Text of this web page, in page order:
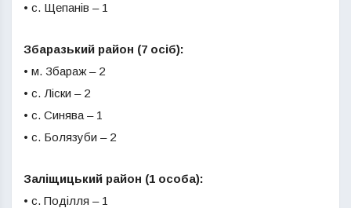
• с. Щепанів – 1
Збаразький район (7 осіб):
• м. Збараж – 2
• с. Ліски – 2
• с. Синява – 1
• с. Болязуби – 2
Заліщицький район (1 особа):
• с. Поділля – 1